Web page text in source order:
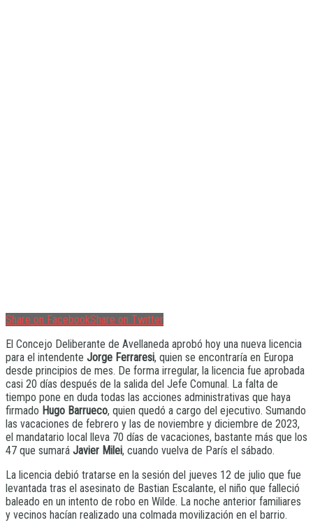
Share on FacebookShare on Twitter
El Concejo Deliberante de Avellaneda aprobó hoy una nueva licencia
para el intendente Jorge Ferraresi, quien se encontraría en Europa
desde principios de mes. De forma irregular, la licencia fue aprobada
casi 20 días después de la salida del Jefe Comunal. La falta de
tiempo pone en duda todas las acciones administrativas que haya
firmado Hugo Barrueco, quien quedó a cargo del ejecutivo. Sumando
las vacaciones de febrero y las de noviembre y diciembre de 2023,
el mandatario local lleva 70 días de vacaciones, bastante más que los
47 que sumará Javier Milei, cuando vuelva de París el sábado.
La licencia debió tratarse en la sesión del jueves 12 de julio que fue
levantada tras el asesinato de Bastian Escalante, el niño que falleció
baleado en un intento de robo en Wilde. La noche anterior familiares
y vecinos hacían realizado una colmada movilización en el barrio.